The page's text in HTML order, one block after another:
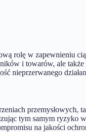
rolę w zapewnieniu
i towarów, ale także
nieprzerwanego
przemysłowych,
tym samym ryzyko
na jakości